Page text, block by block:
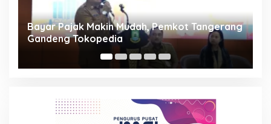
Resmi Bergulir, 651 Kafilah Ramaikan MTQ
XXV Kota Tangerang di Ciledug